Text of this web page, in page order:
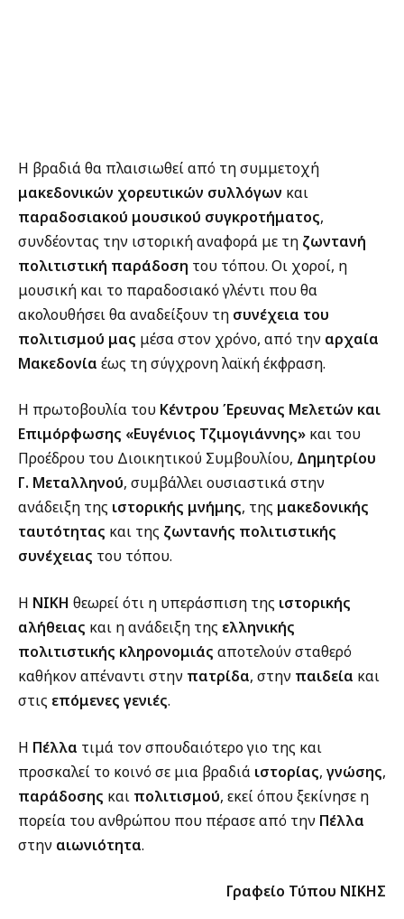
Η βραδιά θα πλαισιωθεί από τη συμμετοχή
μακεδονικών χορευτικών συλλόγων και
παραδοσιακού μουσικού συγκροτήματος,
συνδέοντας την ιστορική αναφορά με τη ζωντανή
πολιτιστική παράδοση του τόπου. Οι χοροί, η
μουσική και το παραδοσιακό γλέντι που θα
ακολουθήσει θα αναδείξουν τη συνέχεια του
πολιτισμού μας μέσα στον χρόνο, από την αρχαία
Μακεδονία έως τη σύγχρονη λαϊκή έκφραση.
Η πρωτοβουλία του Κέντρου Έρευνας Μελετών και
Επιμόρφωσης «Ευγένιος Τζιμογιάννης» και του
Προέδρου του Διοικητικού Συμβουλίου, Δημητρίου
Γ. Μεταλληνού, συμβάλλει ουσιαστικά στην
ανάδειξη της ιστορικής μνήμης, της μακεδονικής
ταυτότητας και της ζωντανής πολιτιστικής
συνέχειας του τόπου.
Η ΝΙΚΗ θεωρεί ότι η υπεράσπιση της ιστορικής
αλήθειας και η ανάδειξη της ελληνικής
πολιτιστικής κληρονομιάς αποτελούν σταθερό
καθήκον απέναντι στην πατρίδα, στην παιδεία και
στις επόμενες γενιές.
Η Πέλλα τιμά τον σπουδαιότερο γιο της και
προσκαλεί το κοινό σε μια βραδιά ιστορίας, γνώσης,
παράδοσης και πολιτισμού, εκεί όπου ξεκίνησε η
πορεία του ανθρώπου που πέρασε από την Πέλλα
στην αιωνιότητα.
Γραφείο Τύπου ΝΙΚΗΣ